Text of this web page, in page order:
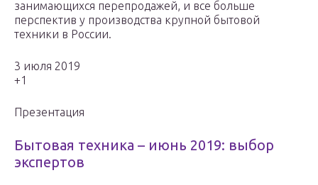
занимающихся перепродажей, и все больше
перспектив у производства крупной бытовой
техники в России.
3 июля 2019
+1
Презентация
Бытовая техника – июнь 2019: выбор
экспертов